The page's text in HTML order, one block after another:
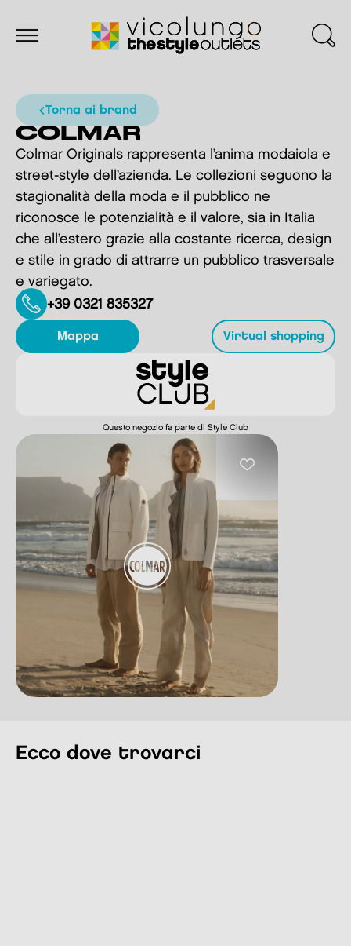
torna ai brand
COLMAR
Colmar Originals rappresenta l’anima modaiola e
street-style dell’azienda. Le collezioni seguono la
stagionalità della moda e il pubblico ne
riconosce le potenzialità e il valore, sia in Italia
che all’estero grazie alla costante ricerca, design
e stile in grado di attrarre un pubblico trasversale
e variegato.
+39 0321 835327
mappa virtual shopping
Questo negozio fa parte di Style Club
ecco dove trovarci